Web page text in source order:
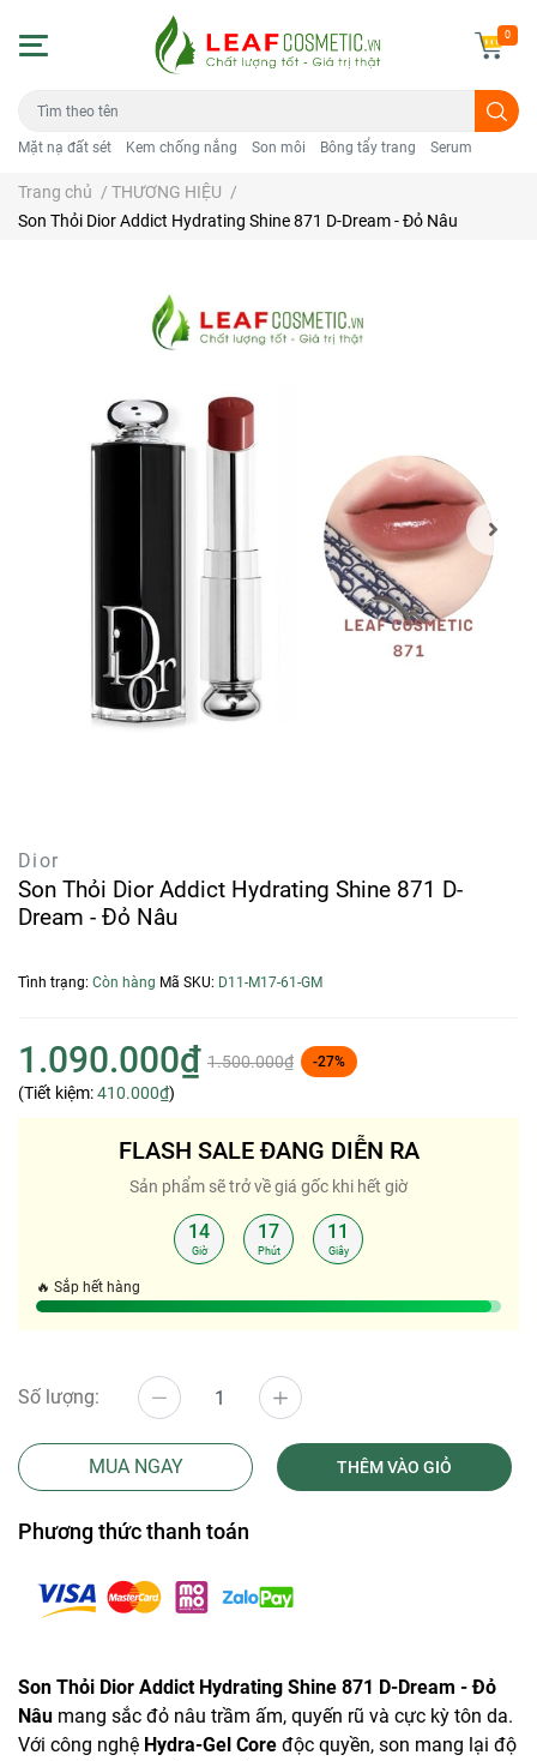
Mặt nạ đất sét Kem chống nắng Son môi Bông tẩy trang Serum
0
Trang chủ / THƯƠNG HIỆU /
Son Thỏi Dior Addict Hydrating Shine 871 D-Dream - Đỏ Nâu
Dior
Son Thỏi Dior Addict Hydrating Shine 871 D-
Dream - Đỏ Nâu
Tình trạng: Còn hàng Mã SKU: D11-M17-61-GM
1.090.000₫ 1.500.000₫ -27%
(Tiết kiệm:410.000₫)
FLASH SALE ĐANG DIỄN RA
Sản phẩm sẽ trở về giá gốc khi hết giờ
14
Giờ
17
Phút
10
Giây
🔥 Sắp hết hàng
Số lượng:
MUA NGAY THÊM VÀO GIỎ
Phương thức thanh toán
Son Thỏi Dior Addict Hydrating Shine 871 D-Dream - Đỏ
Nâu mang sắc đỏ nâu trầm ấm, quyến rũ và cực kỳ tôn da.
Với công nghệ Hydra-Gel Core độc quyền, son mang lại độ